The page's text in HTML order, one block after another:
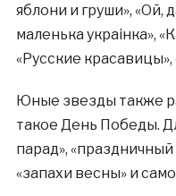
яблони и груши», «Ой,
маленька украiнка»,
«Русские красавицы»,
Юные звезды также
такое День Победы.
парад»,
«запахи весны» и